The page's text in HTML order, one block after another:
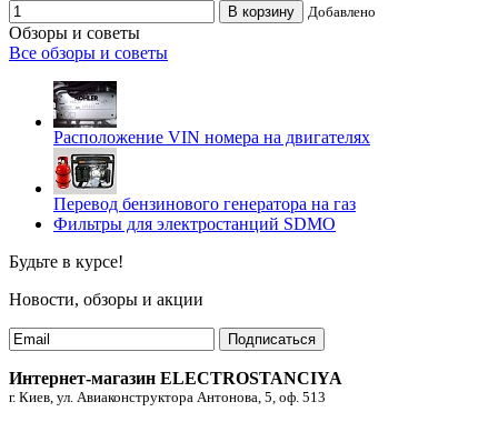
В корзину Добавлено
Обзоры и советы
Все обзоры и советы
Расположение VIN номера на двигателях
Перевод бензинового генератора на газ
Фильтры для электростанций SDMO
Будьте в курсе!
Новости, обзоры и акции
Подписаться
Интернет-магазин ELECTROSTANCIYA
г. Киев, ул. Авиаконструктора Антонова, 5, оф. 513